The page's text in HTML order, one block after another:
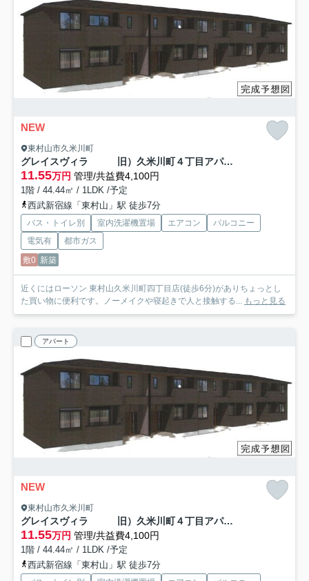
NEW
東村山市久米川町
グレイスヴィラ 旧）久米川町４丁目アパート
11.55万円 管理/共益費4,100円
1階 / 44.44㎡ / 1LDK /予定
西武新宿線「東村山」駅 徒歩7分
バス・トイレ別 室内洗濯機置場 エアコン
バルコニー
電気有
都市ガス
敷0 新築
近くにはローソン 東村山久米川町四丁目店(徒歩6分)がありちょっとし
た買い物に便利です。ノーメイクや寝起きで人と接触する...
もっと見る
アパート
NEW
東村山市久米川町
グレイスヴィラ 旧）久米川町４丁目アパート
11.55万円 管理/共益費4,100円
1階 / 44.44㎡ / 1LDK /予定
西武新宿線「東村山」駅 徒歩7分